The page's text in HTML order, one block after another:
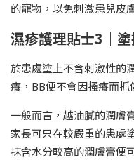
的寵物，以免刺激患兒皮
濕疹護理貼士3｜
於患處塗上不含刺激性的
癢，BB便不會因搔癢而抓
一般而言，越油膩的潤膚
家長可只在較嚴重的患處
抹含水分較高的潤膚膏便